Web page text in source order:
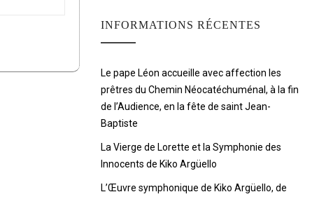
INFORMATIONS RÉCENTES
Le pape Léon accueille avec affection les
prêtres du Chemin Néocatéchuménal, à la fin
de l’Audience, en la fête de saint Jean-
Baptiste
La Vierge de Lorette et la Symphonie des
Innocents de Kiko Argüello
L’Œuvre symphonique de Kiko Argüello, de